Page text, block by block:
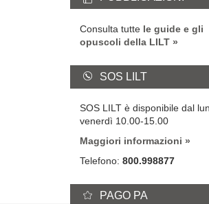
Consulta tutte le guide e gli
opuscoli della LILT
SOS LILT
SOS LILT è disponibile dal
venerdì 10.00-15.00
Maggiori informazioni
Telefono: 800.998877
PAGO PA